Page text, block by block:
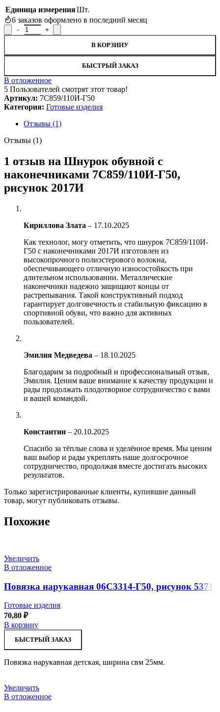
Единица измеренияШт.
6 заказов оформлено в последний месяц
Количество товара Шнурок обувной с наконечниками 7С859/
В КОРЗИНУ
БЫСТРЫЙ ЗАКАЗ
В отложенное
5 Пользователей смотрят этот товар!
Артикул: 7С859/110И-Г50
Категория: Готовые изделия
Отзывы (1)
Отзывы (1)
1 отзыв на Шнурок обувной с
наконечниками 7С859/110И-Г50,
рисунок 2017И
Кириллова Злата – 17.10.2025
Как технолог, могу отметить, что шнурок 7С859/110И-
Г50 с наконечниками 2017И изготовлен из
высокопрочного полиэстерового волокна,
обеспечивающего отличную износостойкость при
длительном использовании. Металлические
наконечники надежно защищают концы от
растрепывания. Такой конструктивный подход
гарантирует долговечность и стабильную фиксацию в
спортивной обуви, что важно для активных
пользователей.
Эмилия Медведева – 18.10.2025
Благодарим за подробный и профессиональный отзыв,
Эмилия. Ценим ваше внимание к качеству продукции и
рады продолжать плодотворное сотрудничество с вами
и вашей командой.
Константин – 20.10.2025
Спасибо за тёплые слова и уделённое время. Мы ценим
ваш выбор и рады укреплять наше долгосрочное
сотрудничество, продолжая вместе достигать высоких
результатов.
Только зарегистрированные клиенты, купившие данный
товар, могут публиковать отзывы.
Похожие
Увеличить
В отложенное
Повязка нарукавная 06С3314-Г50, рисунок 5371
Готовые изделия
70,80 ₽
В корзину
БЫСТРЫЙ ЗАКАЗ
Повязка нарукавная детская, ширина свм 25мм.
Увеличить
В отложенное